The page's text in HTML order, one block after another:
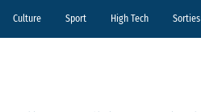
Culture Sport High Tech Sorties